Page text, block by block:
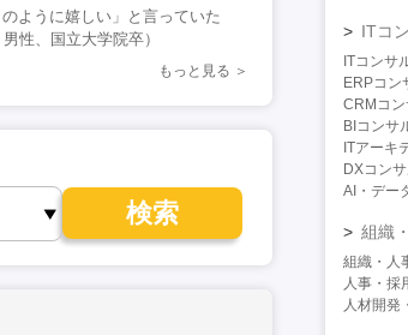
ように嬉しい」と言っていた
性、国立大学院卒）
もっと見る
検索
ITコ
ITコンサ
ERPコン
CRMコン
BIコンサ
ITアーキ
DXコン
AI・デー
組織
組織・人
人事・採
人材開発